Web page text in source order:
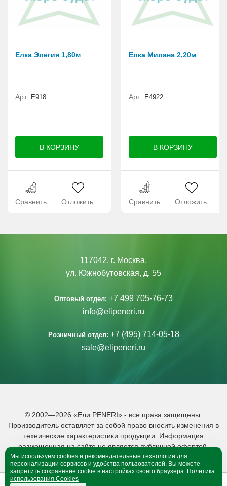
0
Елка Элегия 1,80м
Арт: E918
Сравнить Отложить
Елка Милана 2,20м
Арт: Е4922
Сравнить Отложить
117042, г. Москва,
ул. Южнобутовская, д. 55
Оптовый отдел: +7 499 705-76-73
info@elipeneri.ru
Розничный отдел: +7 (495) 714-05-18
sale@elipeneri.ru
© 2002—2026 «Ели PENERI» - все права защищены.
Производитель оставляет за собой право вносить изменения в
технические характеристики продукции. Информация
размещенная на сайте не является публичной офертой.
Политика обработки персональных данных
Мы используем cookies и рекомендательные технологии для
персонализации сервисов и удобства пользователей. Вы можете
запретить сохранение cookie в настройках своего браузера. Политика
использования Cookies